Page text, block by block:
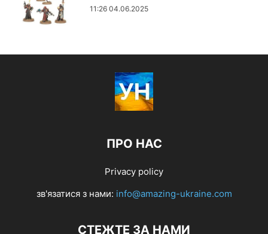
11:26 04.06.2025
ПРО НАС
Privacy policy
зв'язатися з нами: info@amazing-ukraine.com
СТЕЖТЕ ЗА НАМИ